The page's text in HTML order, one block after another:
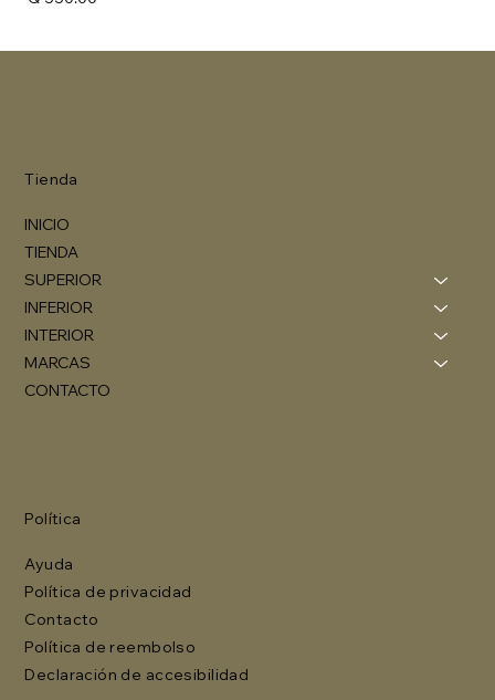
Tienda
INICIO
TIENDA
SUPERIOR
INFERIOR
INTERIOR
MARCAS
CONTACTO
Política
Ayuda
Política de privacidad
Contacto
Política de reembolso
Declaración de accesibilidad